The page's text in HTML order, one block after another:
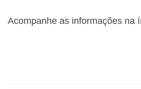
Acompanhe as informações na